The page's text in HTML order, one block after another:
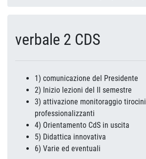
verbale 2 CDS
1) comunicazione del Presidente
2) Inizio lezioni del II semestre
3) attivazione monitoraggio tirocini
professionalizzanti
4) Orientamento CdS in uscita
5) Didattica innovativa
6) Varie ed eventuali